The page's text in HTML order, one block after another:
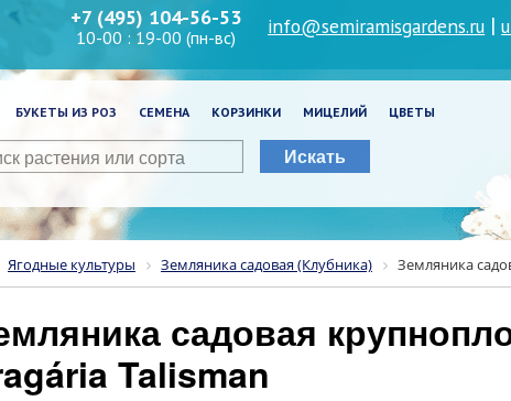
+7 (495) 104-56-53
10-00 : 19-00 (пн-вс) info@semiramisgardens.ru |
БУКЕТЫ ИЗ РОЗ СЕМЕНА КОРЗИНКИ МИЦЕЛИЙ ЦВЕТЫ
Искать
Ягодные культуры Земляника садовая (Клубника) Земляника
Talisman